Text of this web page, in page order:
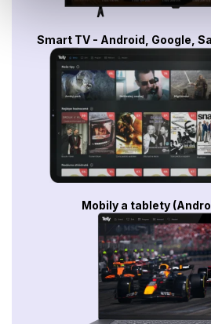
Smart TV - Android, Google,
Mobily a tablety